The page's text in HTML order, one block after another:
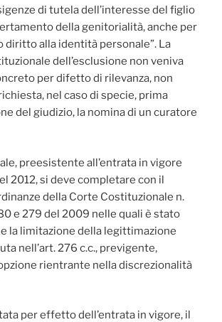
di tutela dell’interesse del figlio
della genitorialità, anche per
diritto alla identità personale”. La
dell’esclusione non veniva
per difetto di rilevanza, non
nel caso di specie, prima
del giudizio, la nomina di un curatore
preesistente all’entrata in vigore
2012, si deve completare con il
della Corte Costituzionale n.
e 279 del 2009 nelle quali è stato
la limitazione della legittimazione
nell’art. 276 c.c., previgente,
rientrante nella discrezionalità
per effetto dell’entrata in vigore, il